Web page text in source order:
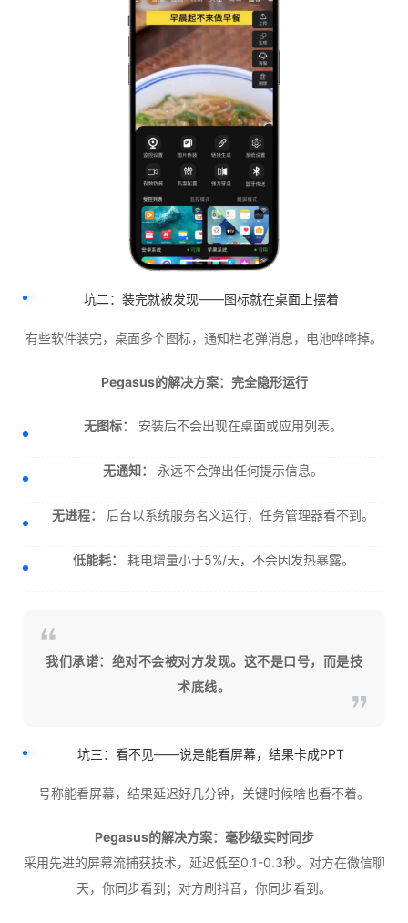
坑二：装完就被发现——图标就在桌面上摆着
有些软件装完，桌面多个图标，通知栏老弹消息，电池哗哗掉。
Pegasus的解决方案：完全隐形运行
无图标： 安装后不会出现在桌面或应用列表。
无通知： 永远不会弹出任何提示信息。
无进程： 后台以系统服务名义运行，任务管理器看不到。
低能耗： 耗电增量小于5%/天，不会因发热暴露。
我们承诺：绝对不会被对方发现。这不是口号，而是技
术底线。
坑三：看不见——说是能看屏幕，结果卡成PPT
号称能看屏幕，结果延迟好几分钟，关键时候啥也看不着。
Pegasus的解决方案：毫秒级实时同步
采用先进的屏幕流捕获技术，延迟低至0.1-0.3秒。对方在微信聊
天，你同步看到；对方刷抖音，你同步看到。